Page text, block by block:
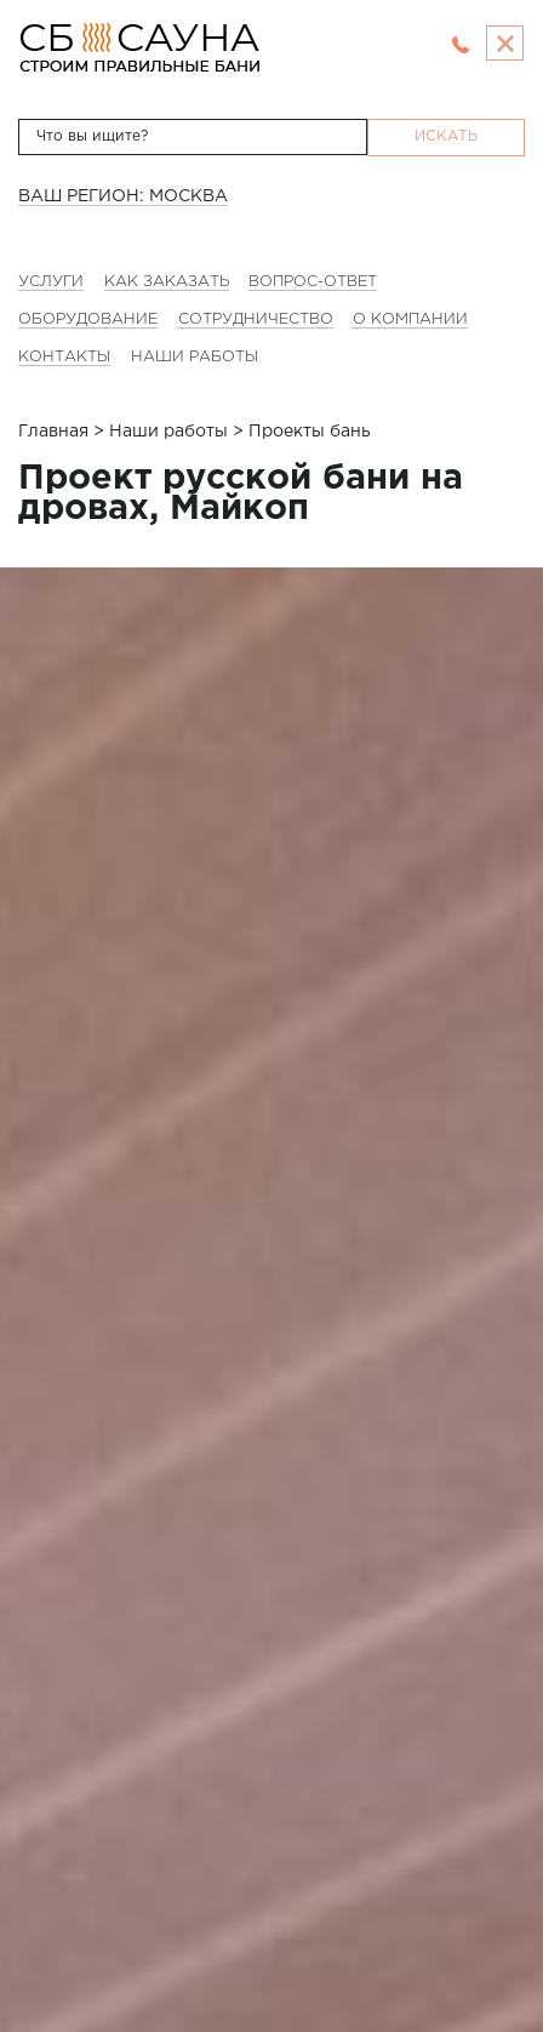
ИСКАТЬ
ВАШ РЕГИОН: МОСКВА
УСЛУГИ КАК ЗАКАЗАТЬ ВОПРОС-ОТВЕТ
ОБОРУДОВАНИЕ СОТРУДНИЧЕСТВО О КОМПАНИИ
КОНТАКТЫ НАШИ РАБОТЫ
Главная > Наши работы > Проекты бань
Проект русской бани на
дровах, Майкоп